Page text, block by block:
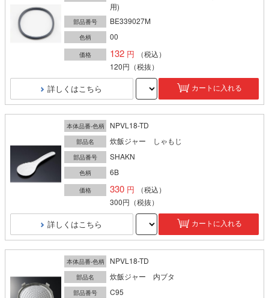
用)
部品番号 BE339027M
色柄 00
価格 132
（税込）
120円 （税抜）
詳しくはこちら カートに入れる
本体品番-色柄 NPVL18-TD
部品名 炊飯ジャー しゃもじ
部品番号 SHAKN
色柄 6B
価格 330
（税込）
300円 （税抜）
詳しくはこちら カートに入れる
本体品番-色柄 NPVL18-TD
部品名 炊飯ジャー 内ブタ
部品番号 C95